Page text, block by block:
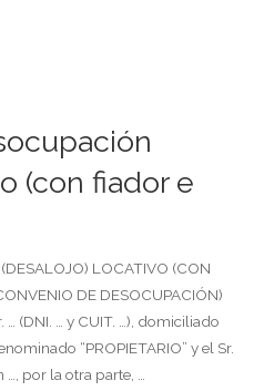
(con fiador e
LOCATIVO (CON
DE DESOCUPACIÓN)
… (DNI. … y CUIT. …), domiciliado
“PROPIETARIO” y el Sr.
…, por la otra parte, …